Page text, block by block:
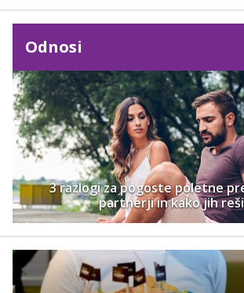
Odnosi
3 razlogi za pogoste poletne
partnerji in kako jih